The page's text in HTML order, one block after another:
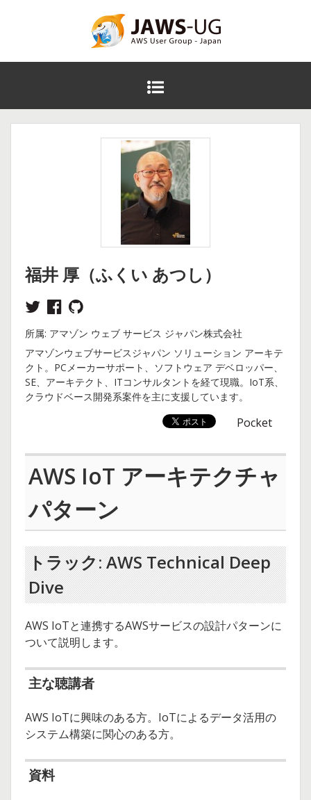
ン
ス
メ
イ
ン
メ
ニ
ュ
ー
福井 厚（ふくい あつし）
所属: アマゾン ウェブ サービス ジャパン株式会社
アマゾンウェブサービスジャパン ソリューション アーキテ
クト。PCメーカーサポート、ソフトウェア デベロッパー、
SE、アーキテクト、ITコンサルタントを経て現職。IoT系、
クラウドベース開発系案件を主に支援しています。
Pocket
AWS IoT アーキテクチャ
パターン
トラック: AWS Technical Deep
Dive
AWS IoTと連携するAWSサービスの設計パターンに
ついて説明します。
主な聴講者
AWS IoTに興味のある方。IoTによるデータ活用の
システム構築に関心のある方。
資料